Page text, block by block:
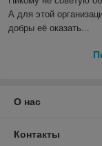
А для этой
добры её оказать...
О нас
Контакты